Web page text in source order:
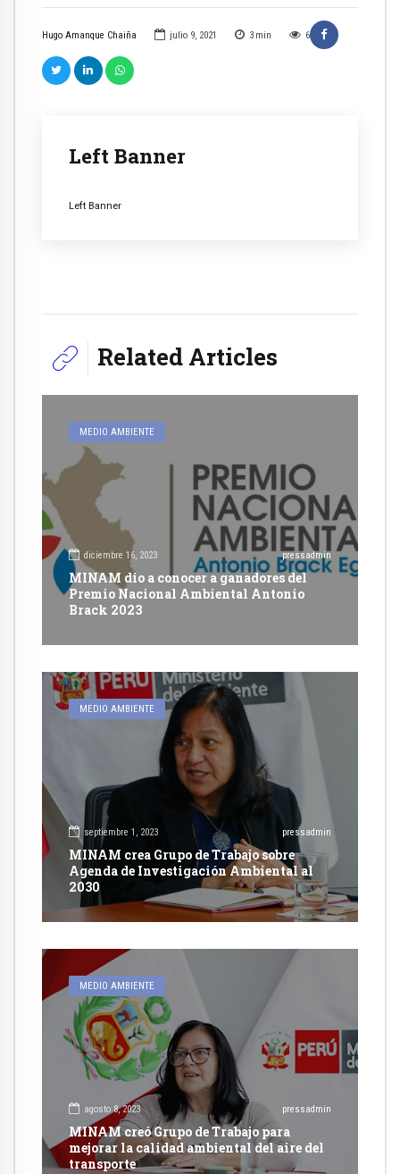
Hugo Amanque Chaiña julio 9, 2021 3 min 6
Left Banner
Left Banner
Related Articles
MEDIO AMBIENTE
diciembre 16, 2023 pressadmin
MINAM dio a conocer a ganadores del
Premio Nacional Ambiental Antonio
Brack 2023
MEDIO AMBIENTE
septiembre 1, 2023 pressadmin
MINAM crea Grupo de Trabajo sobre
Agenda de Investigación Ambiental al
2030
MEDIO AMBIENTE
agosto 8, 2023 pressadmin
MINAM creó Grupo de Trabajo para
mejorar la calidad ambiental del aire del
transporte